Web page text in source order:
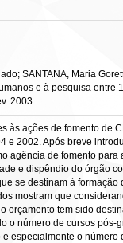
SANTANA, Maria
e à pesquisa entre
2003.
às ações de fomento de
e 2002. Após breve
agência de fomento
e dispêndio do órgão
se destinam à
mostram que
orçamento tem sido
o número de cursos
especialmente o